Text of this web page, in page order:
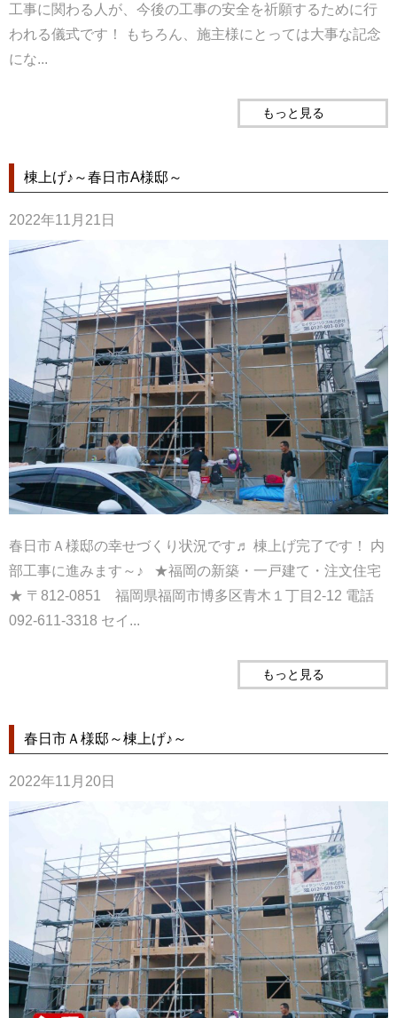
工事に関わる人が、今後の工事の安全を祈願するために行
われる儀式です！ もちろん、施主様にとっては大事な記念
にな...
もっと見る
棟上げ♪～春日市A様邸～
2022年11月21日
春日市Ａ様邸の幸せづくり状況です♬ 棟上げ完了です！ 内
部工事に進みます～♪ ★福岡の新築・一戸建て・注文住宅
★ 〒812-0851 福岡県福岡市博多区青木１丁目2-12 電話
092-611-3318 セイ...
もっと見る
春日市Ａ様邸～棟上げ♪～
2022年11月20日